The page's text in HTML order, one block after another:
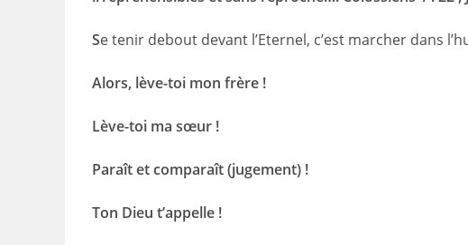
Se tenir debout devant l’Eternel, c’est marcher dans
Alors, lève-toi mon frère !
Lève-toi ma sœur !
Paraît et comparaît (jugement) !
Ton Dieu t’appelle !